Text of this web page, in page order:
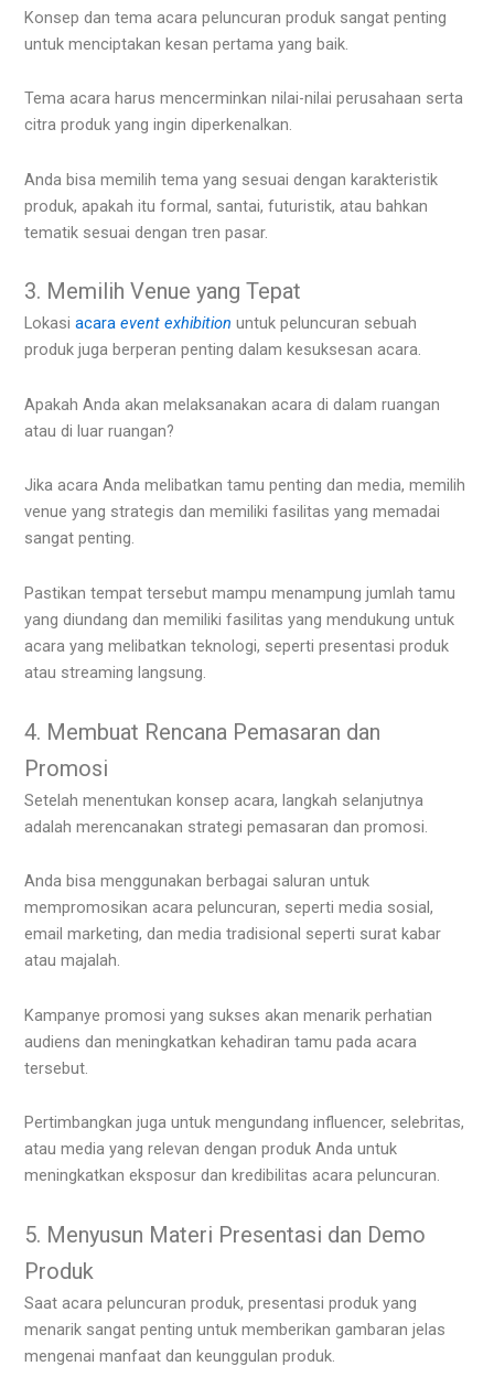
Konsep dan tema acara peluncuran produk sangat penting
untuk menciptakan kesan pertama yang baik.
Tema acara harus mencerminkan nilai-nilai perusahaan serta
citra produk yang ingin diperkenalkan.
Anda bisa memilih tema yang sesuai dengan karakteristik
produk, apakah itu formal, santai, futuristik, atau bahkan
tematik sesuai dengan tren pasar.
3. Memilih Venue yang Tepat
Lokasiacaraevent exhibition untuk peluncuran sebuah
produk juga berperan penting dalam kesuksesan acara.
Apakah Anda akan melaksanakan acara di dalam ruangan
atau di luar ruangan?
Jika acara Anda melibatkan tamu penting dan media, memilih
venue yang strategis dan memiliki fasilitas yang memadai
sangat penting.
Pastikan tempat tersebut mampu menampung jumlah tamu
yang diundang dan memiliki fasilitas yang mendukung untuk
acara yang melibatkan teknologi, seperti presentasi produk
atau streaming langsung.
4. Membuat Rencana Pemasaran dan
Promosi
Setelah menentukan konsep acara, langkah selanjutnya
adalah merencanakan strategi pemasaran dan promosi.
Anda bisa menggunakan berbagai saluran untuk
mempromosikan acara peluncuran, seperti media sosial,
email marketing, dan media tradisional seperti surat kabar
atau majalah.
Kampanye promosi yang sukses akan menarik perhatian
audiens dan meningkatkan kehadiran tamu pada acara
tersebut.
Pertimbangkan juga untuk mengundang influencer, selebritas,
atau media yang relevan dengan produk Anda untuk
meningkatkan eksposur dan kredibilitas acara peluncuran.
5. Menyusun Materi Presentasi dan Demo
Produk
Saat acara peluncuran produk, presentasi produk yang
menarik sangat penting untuk memberikan gambaran jelas
mengenai manfaat dan keunggulan produk.